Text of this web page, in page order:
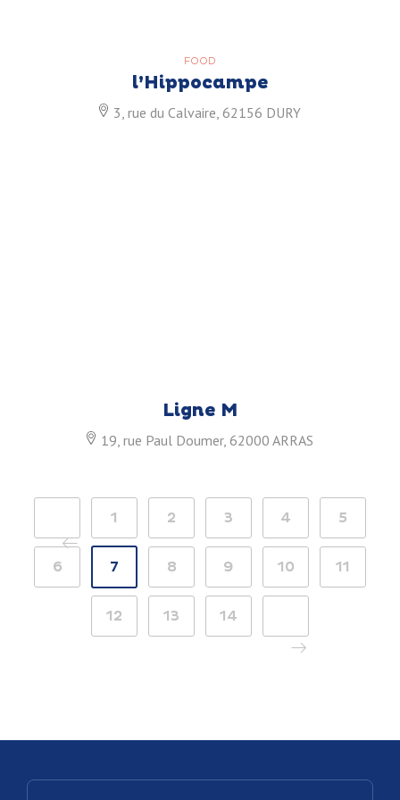
FOOD
l’Hippocampe
3, rue du Calvaire, 62156 DURY
Ligne M
19, rue Paul Doumer, 62000 ARRAS
1 2 3 4 5
6 7 8 9 10 11
12 13 14